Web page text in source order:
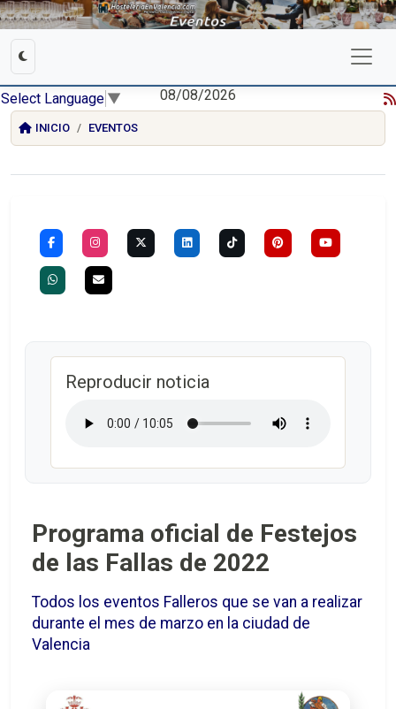
Select Language ▼ 08/08/2026
INICIO EVENTOS
Reproducir noticia
Programa oficial de Festejos
de las Fallas de 2022
Todos los eventos Falleros que se van a realizar
durante el mes de marzo en la ciudad de
Valencia